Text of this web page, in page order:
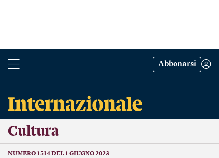
Abbonarsi
Cultura
NUMERO 1514 DEL 1 GIUGNO 2023